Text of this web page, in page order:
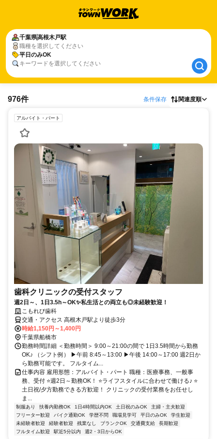
千葉県高根木戸駅
職種を選択してください
平日のみOK
キーワードを選択してください
千葉県高根木戸駅
平日のみOK
976件 条件保存 関連度順
アルバイト・パート
歯科クリニックの受付スタッフ
週2日～、1日3.5h～OK✨私生活との両立も◎未経験歓迎！
こもれび歯科
交通・アクセス 高根木戸駅より徒歩3分
時給1,150円～1,400円
千葉県船橋市
勤務時間詳細 ＜勤務時間＞ 9:00～21:00の間で 1日3.5時間から勤務
OK♪ （シフト例） ▶午前 8:45～13:00 ▶午後 14:00～17:00 週2日か
ら勤務可能です。 フルタイム...
仕事内容 雇用形態：アルバイト・パート 職種：医療事務、一般事
務、受付 ⭐週2日～勤務OK！ ⭐ライフスタイルに合わせて働ける♪ ⭐
土日祝/夕方勤務できる方歓迎！ クリニックの受付業務をお任せし
ま...
制服あり 扶養内勤務OK 1日4時間以内OK 土日祝のみOK
主婦・主夫歓迎
フリーター歓迎
バイク通勤OK 学歴不問 職場見学可 平日のみOK
学生歓迎
未経験者歓迎
経験者歓迎 残業なし ブランクOK 交通費支給
長期歓迎
フルタイム歓迎
駅近5分以内 週2・3日からOK